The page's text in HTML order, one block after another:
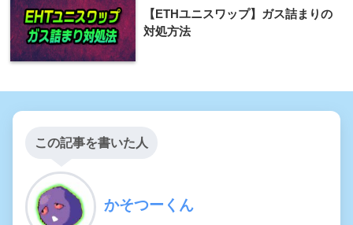
【ETHユニスワップ】ガス詰まりの
対処方法
この記事を書いた人
かそつーくん